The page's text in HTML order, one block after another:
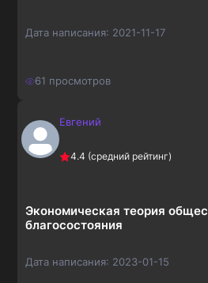
Дата написания: 2021-11-17
61 просмотров
210₽Евгений
4.4 (средний рейтинг)
Экономическая теория
благосостояния
Дата написания: 2023-01-15